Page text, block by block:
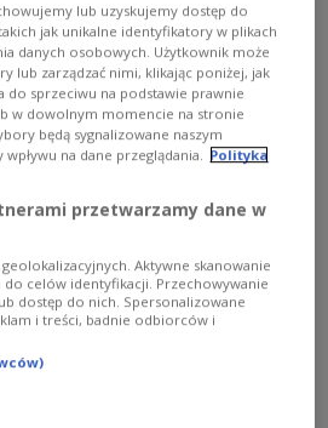
dziennika "Le Figaro", polityka
czasy zimnej wojny.
lub uzyskujemy dostęp do
jak unikalne identyfikatory w plikach
danych osobowych. Użytkownik może
lub zarządzać nimi, klikając poniżej, jak
do sprzeciwu na podstawie prawnie
w dowolnym momencie na stronie
będą sygnalizowane naszym
na dane przeglądania. Polityka
przetwarzamy dane w
Aktywne skanowanie
do celów identyfikacji. Przechowywanie
dostęp do nich. Spersonalizowane
i treści, badnie odbiorców i